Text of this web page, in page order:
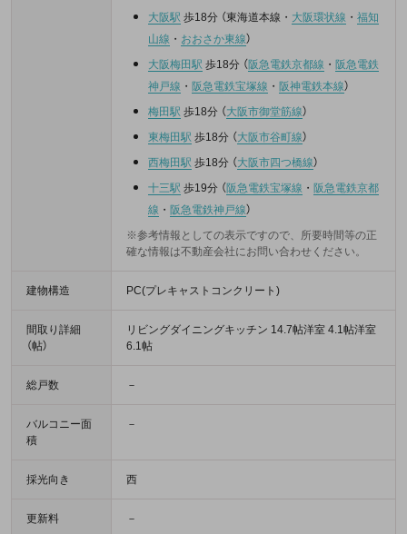
大阪駅 歩18分 （東海道本線 ・ 大阪環状線 ・ 福知
山線 ・ おおさか東線）
大阪梅田駅 歩18分 （ 阪急電鉄京都線 ・ 阪急電鉄
神戸線 ・ 阪急電鉄宝塚線 ・ 阪神電鉄本線）
梅田駅 歩18分 （大阪市御堂筋線）
東梅田駅 歩18分 （大阪市谷町線）
西梅田駅 歩18分 （大阪市四つ橋線）
十三駅 歩19分 （ 阪急電鉄宝塚線 ・ 阪急電鉄京都
線 ・ 阪急電鉄神戸線）
※参考情報としての表示ですので、所要時間等の正
確な情報は不動産会社にお問い合わせください。
建物構造 PC(プレキャストコンクリート)
間取り詳細
（帖）
リビングダイニングキッチン 14.7帖洋室 4.1帖洋室
6.1帖
総戸数 －
バルコニー面
積
－
採光向き 西
更新料 －